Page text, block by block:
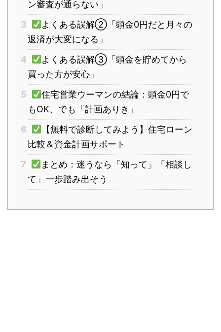
ン審査が通らない」
3
よくある誤解②「頭金0円だと月々の
返済が大変になる」
4
よくある誤解③「頭金を貯めてから
買った方が安心」
5
住宅営業ウーマンの結論：頭金0円で
もOK、でも「計画ありき」
6
【無料で診断してみよう】住宅ローン
比較＆資金計画サポート
7
まとめ：迷うなら「知って」「相談し
て」一歩踏み出そう